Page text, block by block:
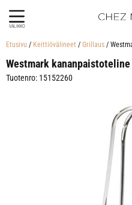
VALIKKO
Etusivu / Keittiövälineet / Grillaus /
Westmark kananpaistoteline
Tuotenro: 15152260